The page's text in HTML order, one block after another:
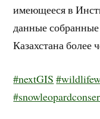
имеющееся в
данные
Казахстана более
#nextGIS